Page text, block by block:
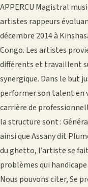
APPERCU Magistral
artistes rappeurs
décembre 2014 à
Congo. Les artistes
différents et travaillent
synergique. Dans le but
performer son talent en
carrière de
la structure sont :
ainsi que Assany dit
du ghetto, l’artiste se
problèmes qui
Nous pouvons citer, Se